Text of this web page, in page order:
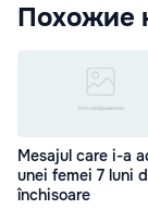
Похожие
Mesajul care i-a
unei femei 7 luni
închisoare